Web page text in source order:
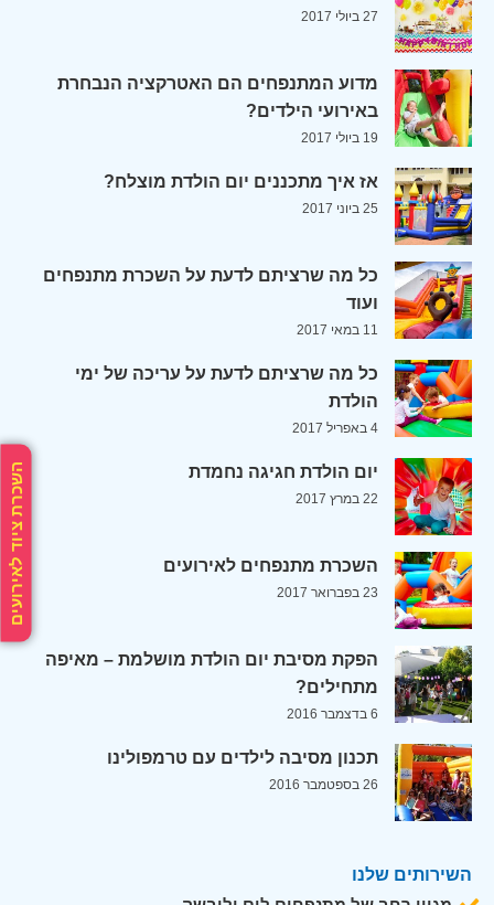
השכרת ציוד לאירועים
27 ביולי 2017
מדוע המתנפחים הם האטרקציה הנבחרת
באירועי הילדים?
19 ביולי 2017
אז איך מתכננים יום הולדת מוצלח?
25 ביוני 2017
כל מה שרציתם לדעת על השכרת מתנפחים
ועוד
11 במאי 2017
כל מה שרציתם לדעת על עריכה של ימי
הולדת
4 באפריל 2017
יום הולדת חגיגה נחמדת
22 במרץ 2017
השכרת מתנפחים לאירועים
23 בפברואר 2017
הפקת מסיבת יום הולדת מושלמת – מאיפה
מתחילים?
6 בדצמבר 2016
תכנון מסיבה לילדים עם טרמפולינו
26 בספטמבר 2016
השירותים שלנו